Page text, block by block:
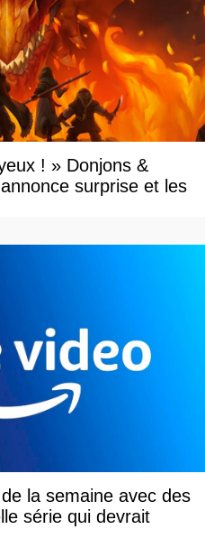
! » Donjons &
surprise et les
la semaine avec des
série qui devrait